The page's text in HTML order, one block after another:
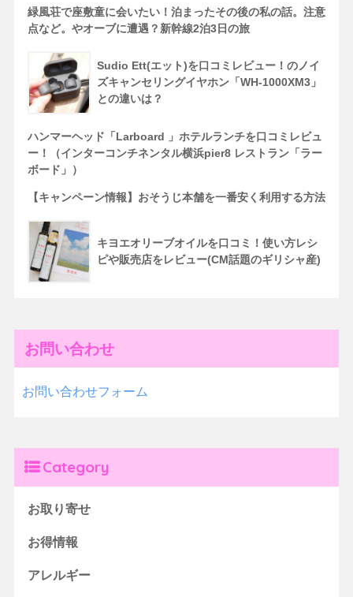
緑風荘で座敷童に会いたい！泊まったその後の私の話。注意
点など。やオーブに遭遇？新幹線2泊3日の旅
Sudio Ett(エット)を口コミレビュー！のノイ
ズキャンセリングイヤホン「WH-1000XM3」
との違いは？
ハンマーヘッド「Larboard 」ホテルランチを口コミレビュ
ー！（インターコンチネンタル横浜pier8 レストラン「ラー
ボード」）
【キャンペーン情報】おそうじ本舗を一番安く利用する方法
キヨエオリーブオイルを口コミ！使い方レシ
ピや販売店をレビュー(CM話題のギリシャ産)
お問い合わせ
お問い合わせフォーム
Category
お取り寄せ
お得情報
アレルギー